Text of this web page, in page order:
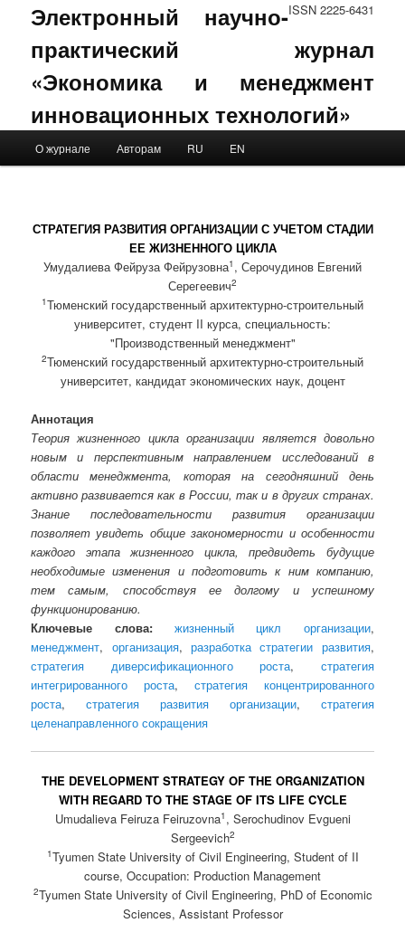
ISSN 2225-6431
Электронный научно-
практический журнал
«Экономика и менеджмент
инновационных технологий»
Skip to primary content
Skip to secondary content
О журнале Авторам RU EN
СТРАТЕГИЯ РАЗВИТИЯ ОРГАНИЗАЦИИ С УЧЕТОМ СТАДИИ
ЕЕ ЖИЗНЕННОГО ЦИКЛА
Умудалиева Фейруза Фейрузовна1 , Серочудинов Евгений
Серегеевич2
1Тюменский государственный архитектурно-строительный
университет, студент II курса, специальность:
"Производственный менеджмент"
2Тюменский государственный архитектурно-строительный
университет, кандидат экономических наук, доцент
Аннотация
Теория жизненного цикла организации является довольно
новым и перспективным направлением исследований в
области менеджмента, которая на сегодняшний день
активно развивается как в России, так и в других странах.
Знание последовательности развития организации
позволяет увидеть общие закономерности и особенности
каждого этапа жизненного цикла, предвидеть будущие
необходимые изменения и подготовить к ним компанию,
тем самым, способствуя ее долгому и успешному
функционированию.
Ключевые слова:
жизненный цикл организации,
менеджмент, организация,разработка стратегии развития,
стратегия диверсификационного роста, стратегия
интегрированного роста, стратегия концентрированного
роста,стратегия развития организации, стратегия
целенаправленного сокращения
THE DEVELOPMENT STRATEGY OF THE ORGANIZATION
WITH REGARD TO THE STAGE OF ITS LIFE CYCLE
Umudalieva Feiruza Feiruzovna1 , Serochudinov Evgueni
Sergeevich2
1Tyumen State University of Civil Engineering, Student of II
course, Occupation: Production Management
2Tyumen State University of Civil Engineering, PhD of Economic
Sciences, Assistant Professor